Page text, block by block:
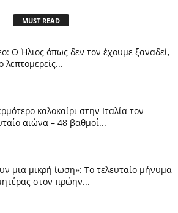
MUST READ
Ο Ήλιος όπως δεν τον έχουμε ξαναδεί,
λεπτομερείς...
καλοκαίρι στην Ιταλία τον
αιώνα – 48 βαθμοί...
μια μικρή ίωση»: Το τελευταίο μήνυμα
στον πρώην...